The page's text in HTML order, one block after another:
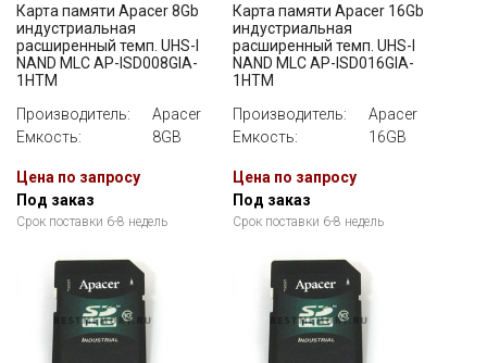
Карта памяти Apacer 8Gb
индустриальная
расширенный темп. UHS-I
NAND MLC AP-ISD008GIA-
1HTM
Производитель:
Apacer
Емкость:
8GB
Цена по запросу
Под заказ
Срок поставки 6-8 недель
Карта памяти Apacer 16Gb
индустриальная
расширенный темп. UHS-I
NAND MLC AP-ISD016GIA-
1HTM
Производитель:
Apacer
Емкость:
16GB
Цена по запросу
Под заказ
Срок поставки 6-8 недель